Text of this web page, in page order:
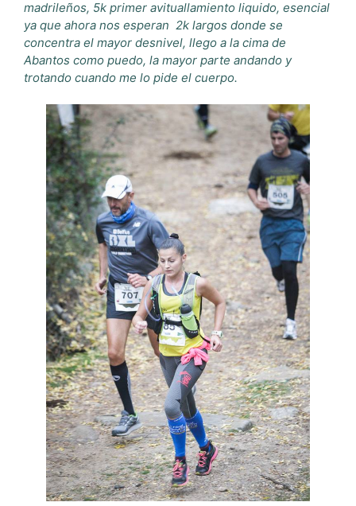
madrileños, 5k primer avituallamiento liquido, esencial
ya que ahora nos esperan 2k largos donde se
concentra el mayor desnivel, llego a la cima de
Abantos como puedo, la mayor parte andando y
trotando cuando me lo pide el cuerpo.